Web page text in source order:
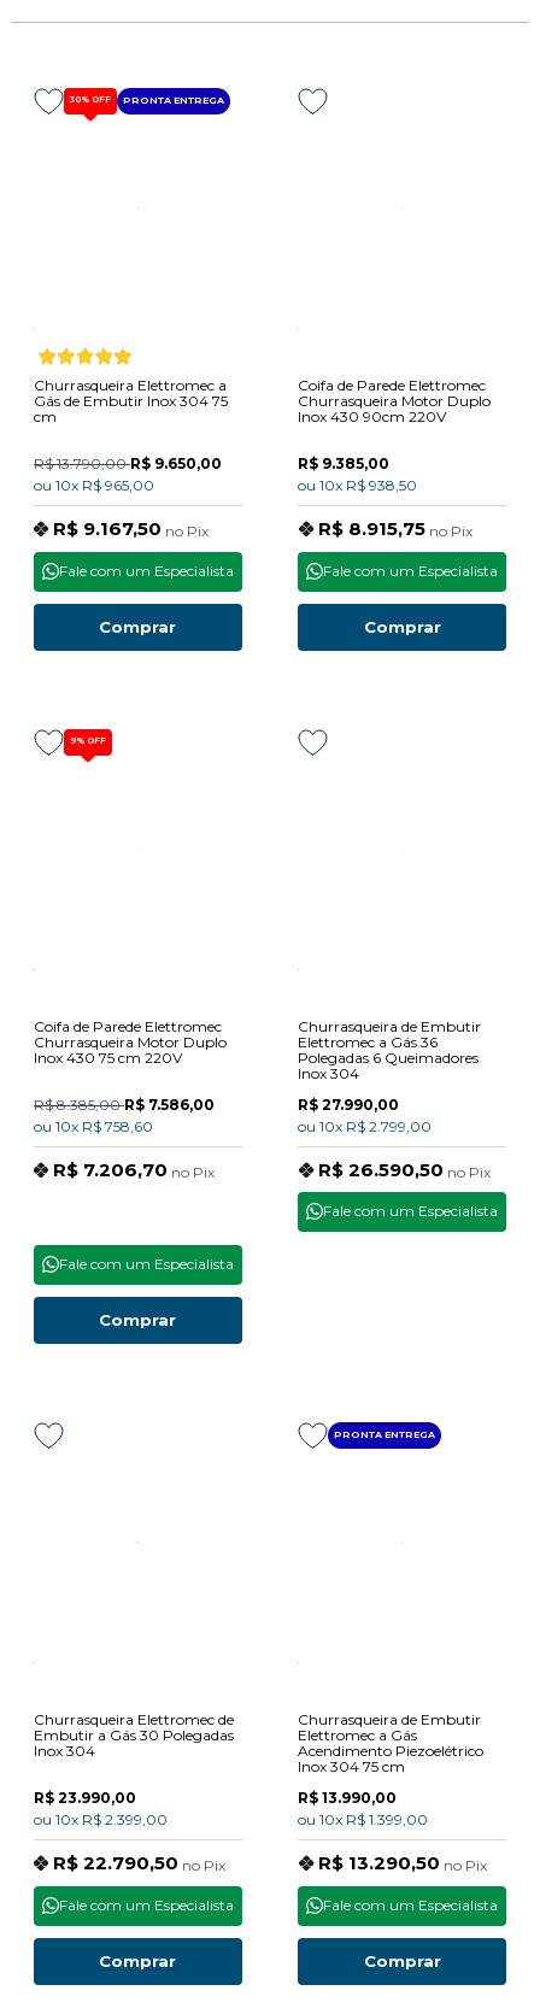
30% OFF PRONTA ENTREGA
Churrasqueira Elettromec a
Gás de Embutir Inox 304 75
cm
R$ 13.790,00R$ 9.650,00
ou 10x R$ 965,00
R$ 9.167,50 no Pix
Comprar
Fale com um Especialista
Coifa de Parede Elettromec
Churrasqueira Motor Duplo
Inox 430 90cm 220V
R$ 9.385,00
ou 10x R$ 938,50
R$ 8.915,75 no Pix
Comprar
Fale com um Especialista
9% OFF
Coifa de Parede Elettromec
Churrasqueira Motor Duplo
Inox 430 75 cm 220V
R$ 8.385,00R$ 7.586,00
ou 10x R$ 758,60
R$ 7.206,70 no Pix
Comprar
Fale com um Especialista
Churrasqueira de Embutir
Elettromec a Gás 36
Polegadas 6 Queimadores
Inox 304
R$ 27.990,00
ou 10x R$ 2.799,00
R$ 26.590,50 no Pix
Fale com um Especialista
Churrasqueira Elettromec de
Embutir a Gás 30 Polegadas
Inox 304
R$ 23.990,00
ou 10x R$ 2.399,00
R$ 22.790,50 no Pix
Comprar
Fale com um Especialista
PRONTA ENTREGA
Churrasqueira de Embutir
Elettromec a Gás
Acendimento Piezoelétrico
Inox 304 75 cm
R$ 13.990,00
ou 10x R$ 1.399,00
R$ 13.290,50 no Pix
Comprar
Fale com um Especialista